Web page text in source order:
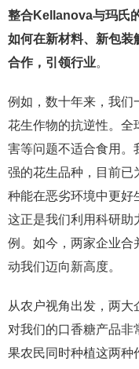
整合Kellanova与玛氏
如何在新材料、新包装
合作，引领行业。
例如，数十年来，我们
花生作物的抗逆性。全
害等问题不适合食用。
强的花生品种，目前已
种能在恶劣环境中更好
这正是我们利用科研助
例。如今，两家企业合
动我们迈向新高度。
从农户视角出发，两
对我们的口香糖产品非
果农民同时种植这两种